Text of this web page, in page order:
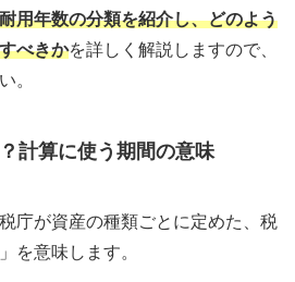
用年数の分類を紹介し、どのよう
べきかを詳しく解説しますので、
。
計算に使う期間の意味
庁が資産の種類ごとに定めた、税
を意味します。